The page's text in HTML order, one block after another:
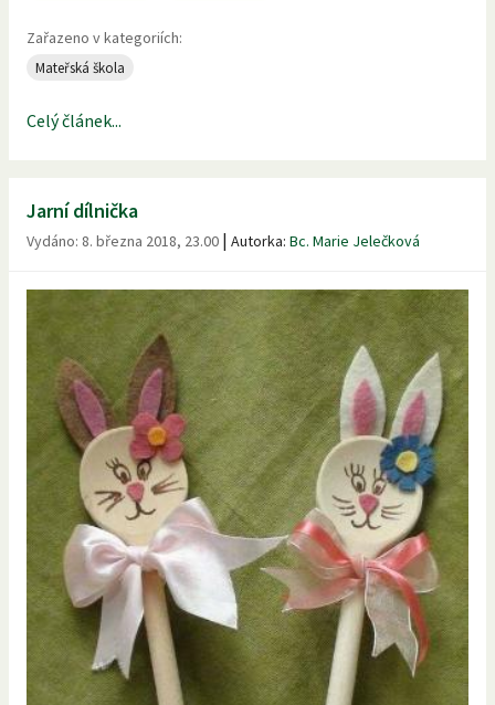
Zařazeno v kategoriích:
Mateřská škola
Celý článek...
Jarní dílnička
Vydáno: 8. března 2018, 23.00 | Autorka: Bc. Marie Jelečková